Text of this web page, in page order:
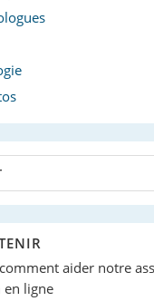
aider notre
en ligne